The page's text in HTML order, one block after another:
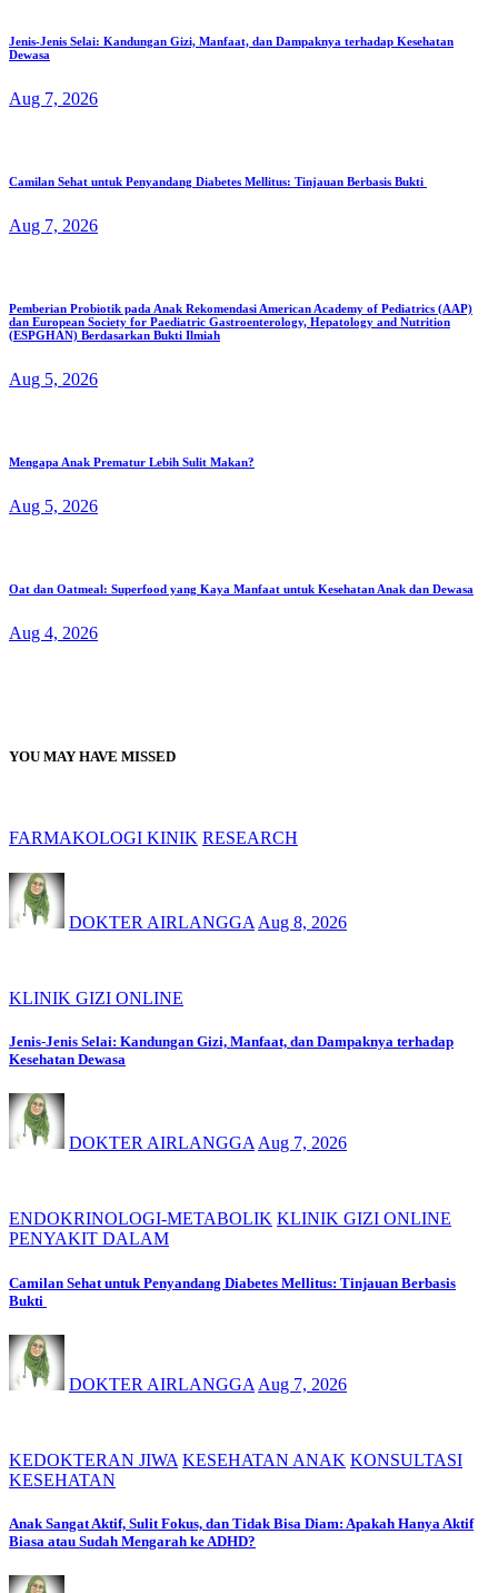
Jenis-Jenis Selai: Kandungan Gizi, Manfaat, dan Dampaknya terhadap Kesehatan
Dewasa
Aug 7, 2026
Camilan Sehat untuk Penyandang Diabetes Mellitus: Tinjauan Berbasis Bukti
Aug 7, 2026
Pemberian Probiotik pada Anak Rekomendasi American Academy of Pediatrics (AAP)
dan European Society for Paediatric Gastroenterology, Hepatology and Nutrition
(ESPGHAN) Berdasarkan Bukti Ilmiah
Aug 5, 2026
Mengapa Anak Prematur Lebih Sulit Makan?
Aug 5, 2026
Oat dan Oatmeal: Superfood yang Kaya Manfaat untuk Kesehatan Anak dan Dewasa
Aug 4, 2026
YOU MAY HAVE MISSED
FARMAKOLOGI KINIK RESEARCH
DOKTER AIRLANGGA Aug 8, 2026
KLINIK GIZI ONLINE
Jenis-Jenis Selai: Kandungan Gizi, Manfaat, dan Dampaknya terhadap
Kesehatan Dewasa
DOKTER AIRLANGGA Aug 7, 2026
ENDOKRINOLOGI-METABOLIK KLINIK GIZI ONLINE
PENYAKIT DALAM
Camilan Sehat untuk Penyandang Diabetes Mellitus: Tinjauan Berbasis
Bukti
DOKTER AIRLANGGA Aug 7, 2026
KEDOKTERAN JIWA KESEHATAN ANAK KONSULTASI
KESEHATAN
Anak Sangat Aktif, Sulit Fokus, dan Tidak Bisa Diam: Apakah Hanya Aktif
Biasa atau Sudah Mengarah ke ADHD?